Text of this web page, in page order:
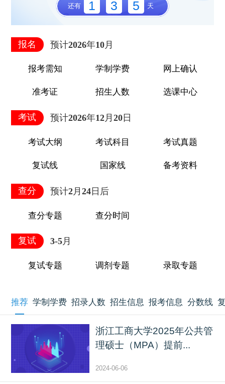
还有 1 3 5 天
报名 预计2026年10月
报考需知 学制学费 网上确认
准考证 招生人数 选课中心
考试 预计2026年12月20日
考试大纲 考试科目 考试真题
复试线 国家线 备考资料
查分 预计2月24日后
查分专题 查分时间
复试 3-5月
复试专题 调剂专题 录取专题
推荐 学制学费 招录人数 招生信息 报考信息 分数线
浙江工商大学2025年公共管
理硕士（MPA）提前...
2024-06-06